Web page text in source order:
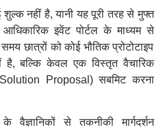
नहीं है, यानी यह पूरी तरह से मुफ्त
इवेंट पोर्टल के माध्यम से
छात्रों को कोई भौतिक प्रोटोटाइप
है, बल्कि केवल एक विस्तृत वैचारिक
Proposal) सबमिट करना
से तकनीकी मार्गदर्शन